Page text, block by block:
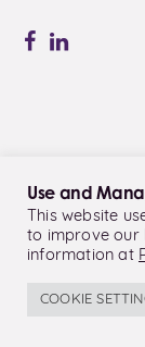
© LHH Thailand
Use and
This website
to improve our
information at
COOKIE